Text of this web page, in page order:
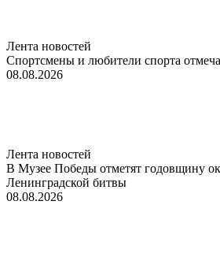
Лента новостей
Спортсмены и любители спорта
08.08.2026
Лента новостей
В Музее Победы отметят годовщину
Ленинградской битвы
08.08.2026